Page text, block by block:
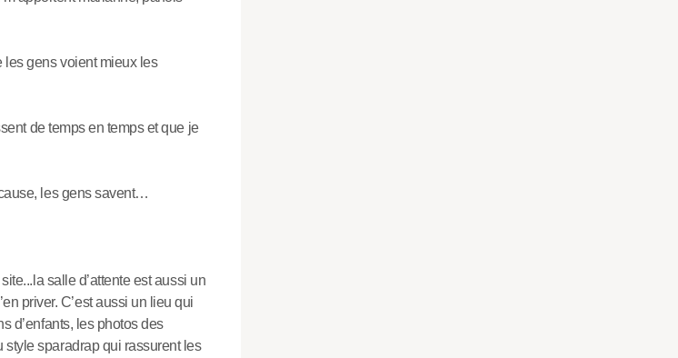
les gens voient mieux les
de temps en temps et que je
les gens savent…
salle d’attente est aussi un
priver. C’est aussi un lieu qui
d’enfants, les photos des
sparadrap qui rassurent les